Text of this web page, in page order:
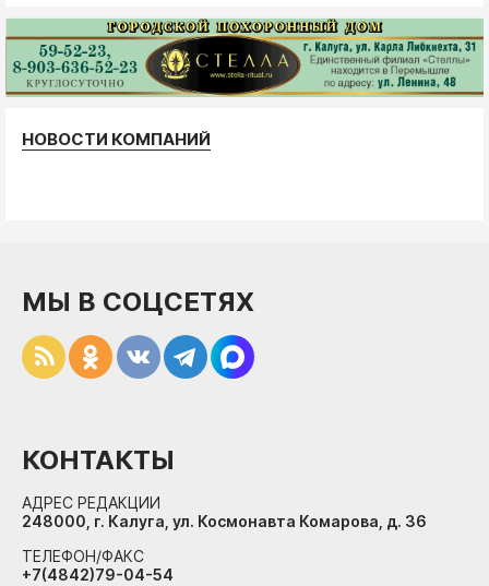
НОВОСТИ КОМПАНИЙ
МЫ В СОЦСЕТЯХ
КОНТАКТЫ
АДРЕС РЕДАКЦИИ
248000, г. Калуга, ул. Космонавта Комарова, д. 36
ТЕЛЕФОН/ФАКС
+7(4842)79-04-54